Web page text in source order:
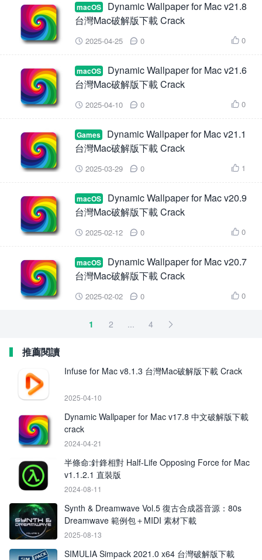
macOS
Dynamic Wallpaper for Mac v21.8
台灣Mac破解版下載 Crack
 2025-04-25  0  0
macOS
Dynamic Wallpaper for Mac v21.6
台灣Mac破解版下載 Crack
 2025-04-10  0  0
Games
Dynamic Wallpaper for Mac v21.1
台灣Mac破解版下載 Crack
 2025-03-29  0  1
macOS
Dynamic Wallpaper for Mac v20.9
台灣Mac破解版下載 Crack
 2025-02-12  0  0
macOS
Dynamic Wallpaper for Mac v20.7
台灣Mac破解版下載 Crack
 2025-02-02  0  0
1 2 ... 4 
推薦閱讀
Infuse for Mac v8.1.3 台灣Mac破解版下載 Crack
2025-04-10
Dynamic Wallpaper for Mac v17.8 中文破解版下載
crack
2024-04-21
半條命:針鋒相對 Half-Life Opposing Force for Mac
v1.1.2.1 直裝版
2024-08-11
Synth & Dreamwave Vol.5 復古合成器音源：80s
Dreamwave 範例包＋MIDI 素材下載
2025-08-13
SIMULIA Simpack 2021.0 x64 台灣破解版下載